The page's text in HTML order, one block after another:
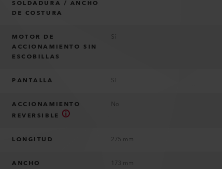
SOLDADURA / ANCHO
DE COSTURA
MOTOR DE
ACCIONAMIENTO SIN
ESCOBILLAS
Sí
PANTALLA Sí
ACCIONAMIENTO
REVERSIBLE
No
LONGITUD 275 mm
ANCHO 173 mm